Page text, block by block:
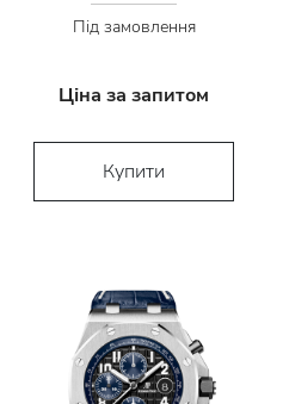
Під замовлення
Ціна за запитом
Купити